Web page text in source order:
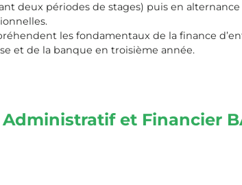
deux périodes de stages) puis en alternance
les fondamentaux de la finance
et de la banque en troisième année.
et Financier